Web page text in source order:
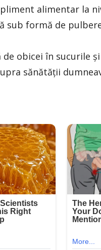
alimentar la
sub formă de
obicei în sucurile
sănătății